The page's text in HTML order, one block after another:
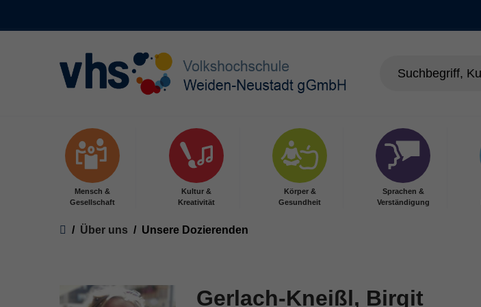
Mensch &
Gesellschaft
Kultur &
Kreativität
Körper &
Gesundheit
Sprachen &
Verständigung
You are here:
Über uns Unsere Dozierenden
Gerlach-Kneißl, Birgit